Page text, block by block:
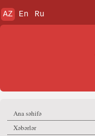
AZ En Ru
Ana səhifə
Xəbərlər